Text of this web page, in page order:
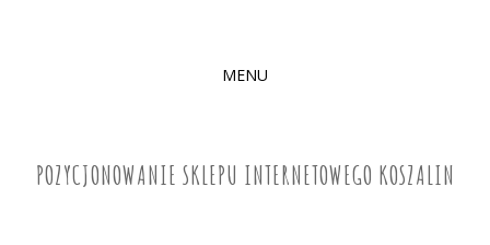
MENU
CONTENT
POZYCJONOWANIE SKLEPU INTERNETOWEGO KOSZALIN